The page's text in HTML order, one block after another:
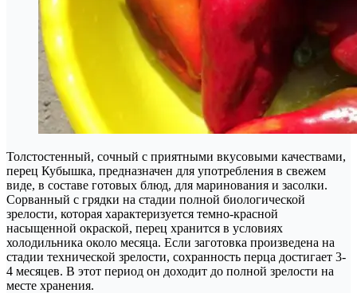
Толстостенный, сочный с приятными вкусовыми качествами,
перец Кубышка, предназначен для употребления в свежем
виде, в составе готовых блюд, для маринования и засолки.
Сорванный с грядки на стадии полной биологической
зрелости, которая характеризуется темно-красной
насыщенной окраской, перец хранится в условиях
холодильника около месяца. Если заготовка произведена на
стадии технической зрелости, сохранность перца достигает 3-
4 месяцев. В этот период он доходит до полной зрелости на
месте хранения.